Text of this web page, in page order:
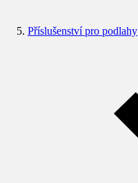
Příslušenství pro podlahy